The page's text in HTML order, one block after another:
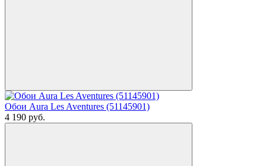
Обои Aura Les Aventures (51145901)
4 190 руб.